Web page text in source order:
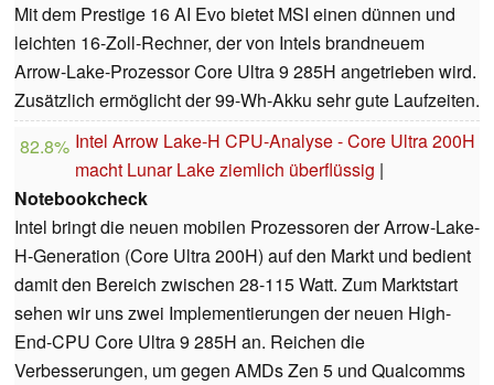
Mit dem Prestige 16 AI Evo bietet MSI einen dünnen und
leichten 16-Zoll-Rechner, der von Intels brandneuem
Arrow-Lake-Prozessor Core Ultra 9 285H angetrieben wird.
Zusätzlich ermöglicht der 99-Wh-Akku sehr gute Laufzeiten.
82.8% Intel Arrow Lake-H CPU-Analyse - Core Ultra 200H
macht Lunar Lake ziemlich überflüssig |
Notebookcheck
Intel bringt die neuen mobilen Prozessoren der Arrow-Lake-
H-Generation (Core Ultra 200H) auf den Markt und bedient
damit den Bereich zwischen 28-115 Watt. Zum Marktstart
sehen wir uns zwei Implementierungen der neuen High-
End-CPU Core Ultra 9 285H an. Reichen die
Verbesserungen, um gegen AMDs Zen 5 und Qualcomms